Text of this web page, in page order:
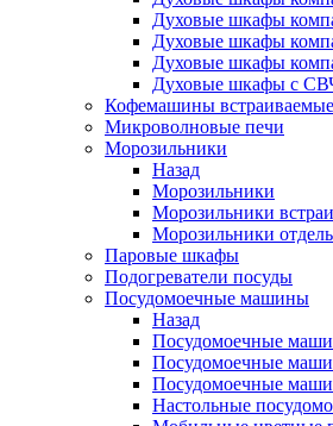
Духовые шкафы
Духовые шкафы
Духовые шкафы
Духовые шкафы с
Кофемашины встраиваемые
Микроволновые печи
Морозильники
Назад
Морозильники
Морозильники
Морозильники
Паровые шкафы
Подогреватели посуды
Посудомоечные машины
Назад
Посудомоечные
Посудомоечные
Посудомоечные
Настольные